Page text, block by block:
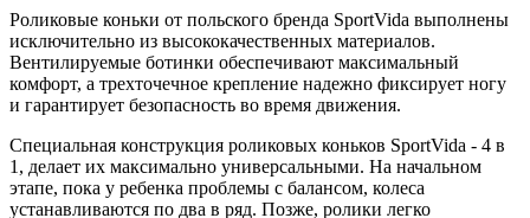
Роликовые коньки от польского бренда SportVida выполнены
исключительно из высококачественных материалов.
Вентилируемые ботинки обеспечивают максимальный
комфорт, а трехточечное крепление надежно фиксирует ногу
и гарантирует безопасность во время движения.
Специальная конструкция роликовых коньков SportVida - 4 в
1, делает их максимально универсальными. На начальном
этапе, пока у ребенка проблемы с балансом, колеса
устанавливаются по два в ряд. Позже, ролики легко